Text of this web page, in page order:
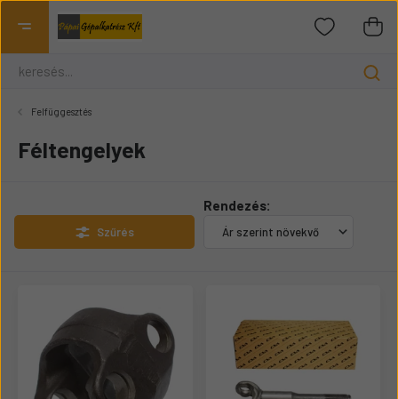
Felfüggesztés
Féltengelyek
Szűrés
Rendezés: